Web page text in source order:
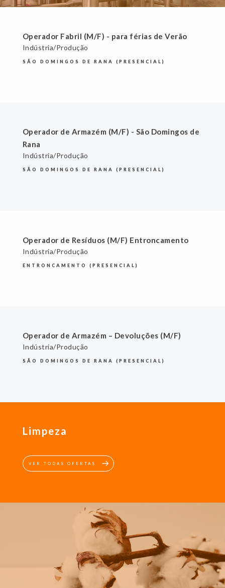
Operador Fabril (M/F) - para férias de Verão
Indústria/Produção
SÃO DOMINGOS DE RANA (PRESENCIAL)
Operador de Armazém (M/F) - São Domingos de
Rana
Indústria/Produção
SÃO DOMINGOS DE RANA (PRESENCIAL)
Operador de Resíduos (M/F) Entroncamento
Indústria/Produção
ENTRONCAMENTO (PRESENCIAL)
Operador de Armazém – Devoluções (M/F)
Indústria/Produção
SÃO DOMINGOS DE RANA (PRESENCIAL)
Limpeza
VER TODAS OFERTAS